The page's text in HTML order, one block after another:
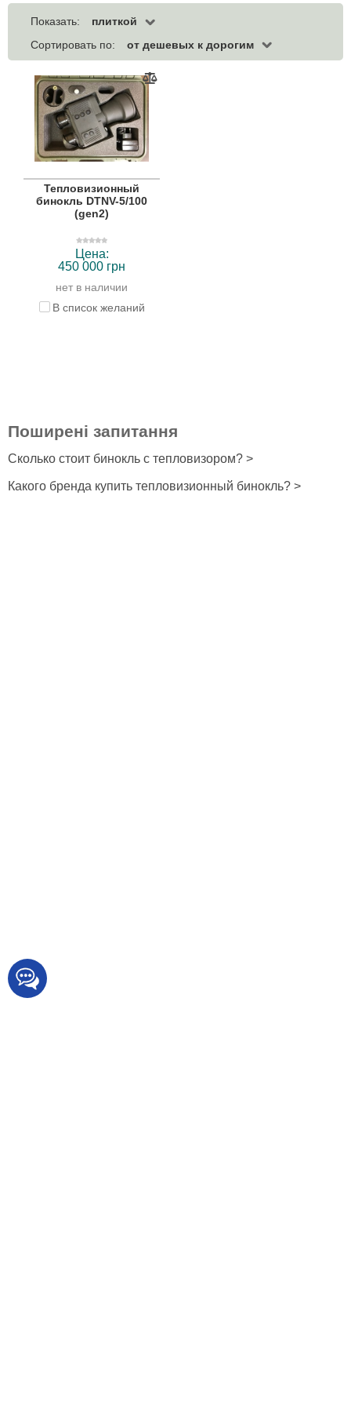
Показать:
плиткой
Сортировать по:
от дешевых к дорогим
Тепловизионный
бинокль DTNV-5/100
(gen2)
Цена:
450 000 грн
нет в наличии
В список желаний
Поширені запитання
Сколько стоит бинокль с тепловизором? >
Какого бренда купить тепловизионный бинокль? >